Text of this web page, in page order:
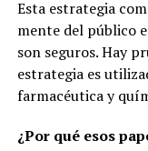
Esta estrategia
mente del público
son seguros. Hay
estrategia es
farmacéutica y
¿Por qué esos